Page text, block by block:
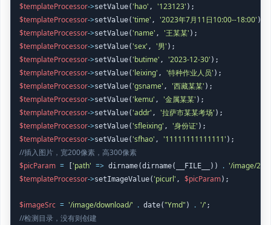
$templateProcessor->setValue('hao' , '123123'
$templateProcessor->setValue('time' , '2023年7月11日10:00--18:00'
$templateProcessor->setValue('name' , '王某某'
$templateProcessor->setValue('sex' , '男'
$templateProcessor->setValue('butime' , '2023-12-30'
$templateProcessor->setValue('leixing' , '特种作业人员'
$templateProcessor->setValue('gsname' , '西藏某某'
$templateProcessor->setValue('kemu' , '金属某某'
$templateProcessor->setValue('addr' , '拉萨市某某考场'
$templateProcessor->setValue('sfleixing' , '身份证'
$templateProcessor->setValue('sfhao' , '11111111111111'
//插入图片，宽200像素，高300像素
$picParam = ['path' => dirname(dirname(__FILE__)) . '/image/
$templateProcessor->setImageValue('picurl' , $picParam);
$imageSrc = '/image/download/' . date("Ymd" ) . '/'
//检测目录，没有则创建